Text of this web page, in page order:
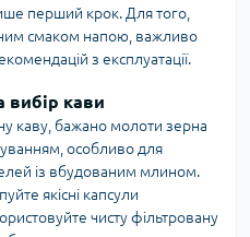
перший крок. Для того,
смаком напою, важливо
з експлуатації.
вибір кави
каву, бажано молоти зерна
особливо для
із вбудованим млином.
якісні капсули
чисту фільтровану